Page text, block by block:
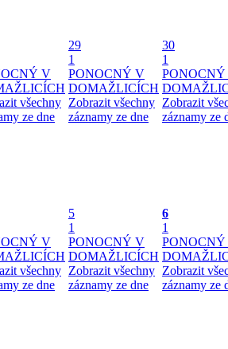
V
všechny
ze dne
29
1
PONOCNÝ V
DOMAŽLICÍCH
Zobrazit všechny
záznamy ze dne
30
1
Zobrazit
záznamy ze
V
všechny
ze dne
5
1
PONOCNÝ V
DOMAŽLICÍCH
Zobrazit všechny
záznamy ze dne
6
1
Zobrazit
záznamy ze